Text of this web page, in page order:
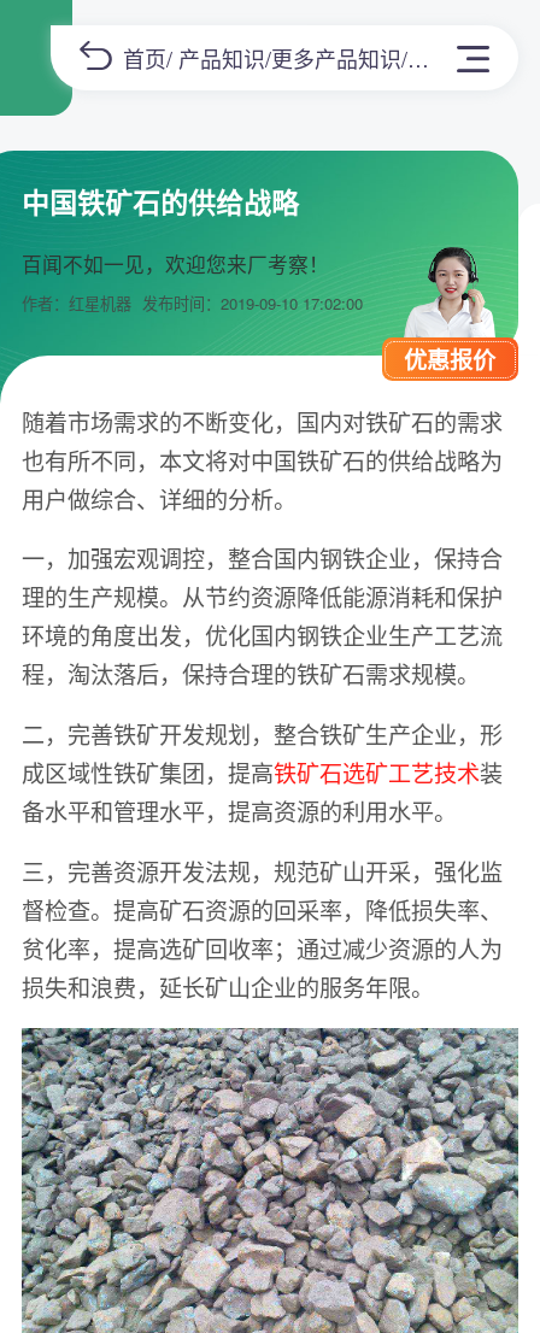
首页/ 产品知识/更多产品知识/正文
中国铁矿石的供给战略
百闻不如一见，欢迎您来厂考察！
作者：红星机器 发布时间：2019-09-10 17:02:00
优惠报价
随着市场需求的不断变化，国内对铁矿石的需求
也有所不同，本文将对中国铁矿石的供给战略为
用户做综合、详细的分析。
一，加强宏观调控，整合国内钢铁企业，保持合
理的生产规模。从节约资源降低能源消耗和保护
环境的角度出发，优化国内钢铁企业生产工艺流
程，淘汰落后，保持合理的铁矿石需求规模。
二，完善铁矿开发规划，整合铁矿生产企业，形
成区域性铁矿集团，提高铁矿石选矿工艺技术装
备水平和管理水平，提高资源的利用水平。
三，完善资源开发法规，规范矿山开采，强化监
督检查。提高矿石资源的回采率，降低损失率、
贫化率，提高选矿回收率；通过减少资源的人为
损失和浪费，延长矿山企业的服务年限。